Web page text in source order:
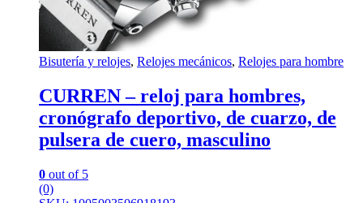
Bisutería y relojes, Relojes mecánicos, Relojes para hombre
CURREN – reloj para hombres,
cronógrafo deportivo, de cuarzo, de
pulsera de cuero, masculino
0 out of 5
(0)